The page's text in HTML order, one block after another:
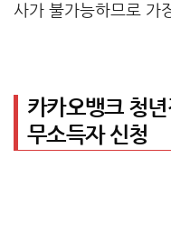
사가 불가능하므로 가
카카오뱅크 청
무소득자 신청